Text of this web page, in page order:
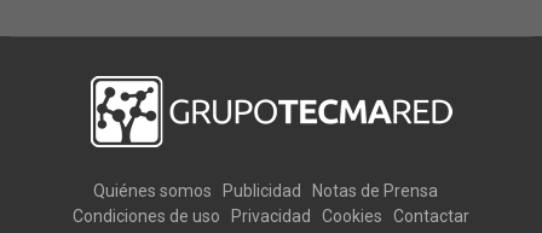
Quiénes somos Publicidad
Notas de Prensa
Condiciones de uso
Privacidad Cookies Contactar